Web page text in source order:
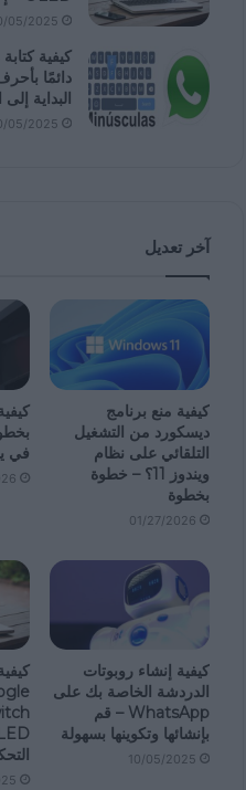
05/2025
دائمًا
البداية إلى
05/2025
آخر تعديل
كيفية منع برنامج
ديسكورد من التشغيل
التلقائي على نظام
ويندوز 11؟ – خطوة
بخطوة
01/27/2026
في
كيفية إنشاء روبوتات
الدردشة الخاصة بك على
WhatsApp – قم
بإنشائها وتكوينها بسهولة
10/05/2025